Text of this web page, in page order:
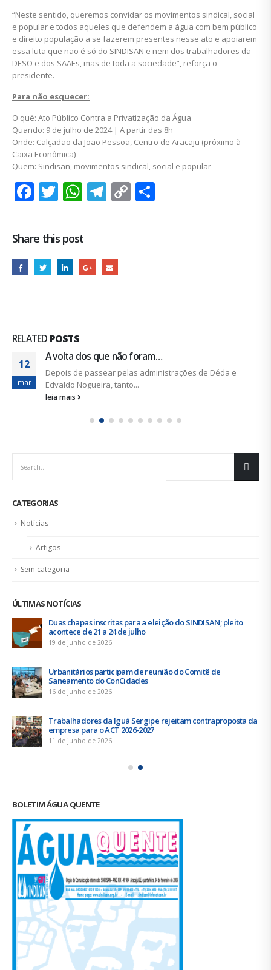
“Neste sentido, queremos convidar os movimentos sindical, social
e popular e todos aqueles que defendem a água com bem público
e direito população a se fazerem presentes nesse ato e apoiarem
essa luta que não é só do SINDISAN e nem dos trabalhadores da
DESO e dos SAAEs, mas de toda a sociedade”, reforça o
presidente.
Para não esquecer:
O quê: Ato Público Contra a Privatização da Água
Quando: 9 de julho de 2024 | A partir das 8h
Onde: Calçadão da João Pessoa, Centro de Aracaju (próximo à
Caixa Econômica)
Quem: Sindisan, movimentos sindical, social e popular
Facebook
Twitter
WhatsApp
Telegram
Copy
Share this post
RELATED POSTS
12
mar
A volta dos que não foram…
Depois de passear pelas administrações de Déda e
Edvaldo Nogueira, tanto...
leia mais
CATEGORIAS
Notícias
Artigos
Sem categoria
ÚLTIMAS NOTÍCIAS
Duas chapas inscritas para a eleição do SINDISAN; pleito
acontece de 21 a 24 de julho
19 de junho de 2026
Urbanitários participam de reunião do Comitê de
Saneamento do ConCidades
16 de junho de 2026
Trabalhadores da Iguá Sergipe rejeitam contraproposta da
empresa para o ACT 2026-2027
11 de junho de 2026
BOLETIM ÁGUA QUENTE